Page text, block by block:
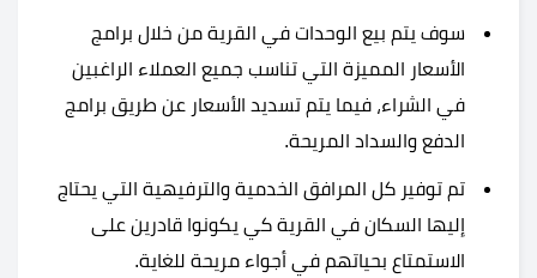
سوف يتم بيع الوحدات في القرية من خلال برامج
الأسعار المميزة التي تناسب جميع العملاء الراغبين
في الشراء، فيما يتم تسديد الأسعار عن طريق برامج
الدفع والسداد المريحة.
تم توفير كل المرافق الخدمية والترفيهية التي يحتاج
إليها السكان في القرية كي يكونوا قادرين على
الاستمتاع بحياتهم في أجواء مريحة للغاية.